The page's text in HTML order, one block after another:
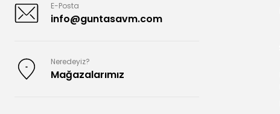
E-Posta
info@guntasavm.com
Neredeyiz?
Mağazalarımız